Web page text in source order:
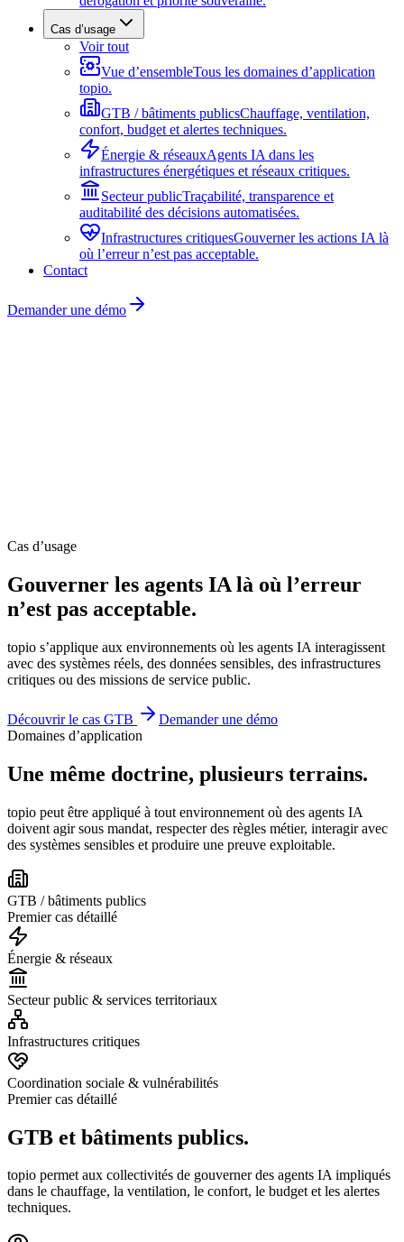
Cas d’usage
Voir tout
Vue d’ensembleTous les domaines d’application
topio.
GTB / bâtiments publicsChauffage, ventilation,
confort, budget et alertes techniques.
Énergie & réseauxAgents IA dans les
infrastructures énergétiques et réseaux critiques.
Secteur publicTraçabilité, transparence et
auditabilité des décisions automatisées.
Infrastructures critiquesGouverner les actions IA là
où l’erreur n’est pas acceptable.
Contact
Demander une démo
Cas d’usage
Gouverner les agents IA là où l’erreur
n’est pas acceptable.
topio s’applique aux environnements où les agents IA interagissent
avec des systèmes réels, des données sensibles, des infrastructures
critiques ou des missions de service public.
Découvrir le cas GTB
Demander une démo
Domaines d’application
Une même doctrine, plusieurs terrains.
topio peut être appliqué à tout environnement où des agents IA
doivent agir sous mandat, respecter des règles métier, interagir avec
des systèmes sensibles et produire une preuve exploitable.
GTB / bâtiments publics
Premier cas détaillé
Énergie & réseaux
Secteur public & services territoriaux
Infrastructures critiques
Coordination sociale & vulnérabilités
Premier cas détaillé
GTB et bâtiments publics.
topio permet aux collectivités de gouverner des agents IA impliqués
dans le chauffage, la ventilation, le confort, le budget et les alertes
techniques.